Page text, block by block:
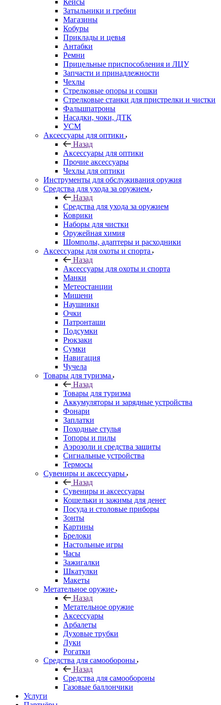
Кейсы
Затыльники и гребни
Магазины
Кобуры
Приклады и цевья
Антабки
Ремни
Прицельные приспособления и ЛЦУ
Запчасти и принадлежности
Чехлы
Стрелковые опоры и сошки
Стрелковые станки для пристрелки и чистки
Фальшпатроны
Насадки, чоки, ДТК
УСМ
Аксессуары для оптики
Назад
Аксессуары для оптики
Прочие аксессуары
Чехлы для оптики
Инструменты для обслуживания оружия
Средства для ухода за оружием
Назад
Средства для ухода за оружием
Коврики
Наборы для чистки
Оружейная химия
Шомполы, адаптеры и расходники
Аксессуары для охоты и спорта
Назад
Аксессуары для охоты и спорта
Манки
Метеостанции
Мишени
Наушники
Очки
Патронташи
Подсумки
Рюкзаки
Сумки
Навигация
Чучела
Товары для туризма
Назад
Товары для туризма
Аккумуляторы и зарядные устройства
Фонари
Заплатки
Походные стулья
Топоры и пилы
Аэрозоли и средства защиты
Сигнальные устройства
Термосы
Сувениры и аксессуары
Назад
Сувениры и аксессуары
Кошельки и зажимы для денег
Посуда и столовые приборы
Зонты
Картины
Брелоки
Настольные игры
Часы
Зажигалки
Шкатулки
Макеты
Метательное оружие
Назад
Метательное оружие
Аксессуары
Арбалеты
Духовые трубки
Луки
Рогатки
Средства для самообороны
Назад
Средства для самообороны
Газовые баллончики
Услуги